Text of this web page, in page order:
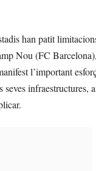
han patit
Nou (FC
l’important
infraestructures,